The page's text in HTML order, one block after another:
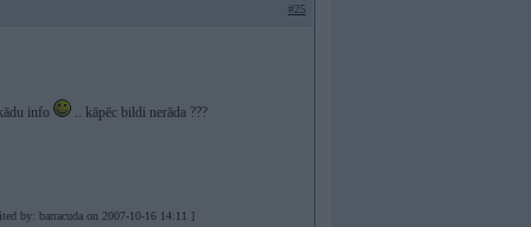
#25
info .. kāpēc bildi nerāda ???
by: barracuda on 2007-10-16 14:11 ]